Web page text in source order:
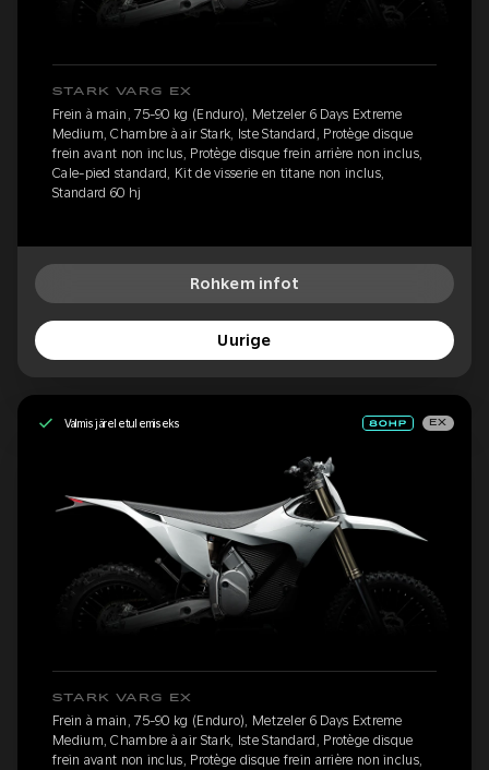
STARK VARG EX
Frein à main, 75-90 kg (Enduro), Metzeler 6 Days Extreme
Medium, Chambre à air Stark, Iste Standard, Protège disque
frein avant non inclus, Protège disque frein arrière non inclus,
Cale-pied standard, Kit de visserie en titane non inclus,
Standard 60 hj
Rohkem infot
Uurige
Valmis järeletulemiseks EX
STARK VARG EX
Frein à main, 75-90 kg (Enduro), Metzeler 6 Days Extreme
Medium, Chambre à air Stark, Iste Standard, Protège disque
frein avant non inclus, Protège disque frein arrière non inclus,